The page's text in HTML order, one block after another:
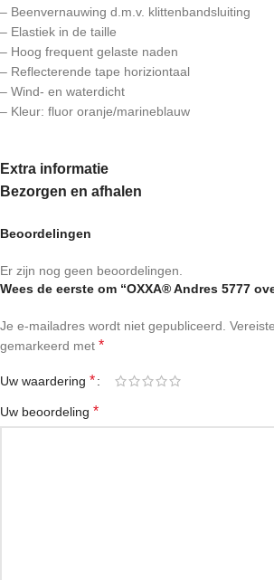
– Beenvernauwing d.m.v. klittenbandsluiting
– Elastiek in de taille
– Hoog frequent gelaste naden
– Reflecterende tape horiziontaal
– Wind- en waterdicht
– Kleur: fluor oranje/marineblauw
Extra informatie
Bezorgen en afhalen
Beoordelingen
Er zijn nog geen beoordelingen.
Wees de eerste om “OXXA® Andres 5777
Je e-mailadres wordt niet gepubliceerd.
gemarkeerd met *
Uw waardering *
Uw beoordeling *